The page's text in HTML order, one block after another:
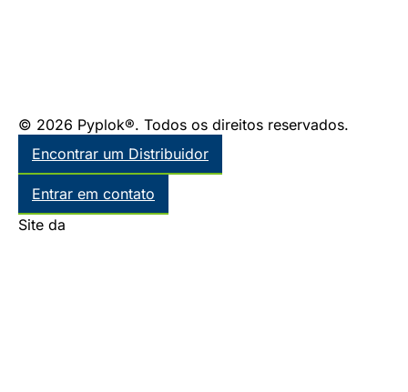
© 2026 Pyplok®. Todos os direitos reservados.
Encontrar um Distribuidor
Entrar em contato
Site da